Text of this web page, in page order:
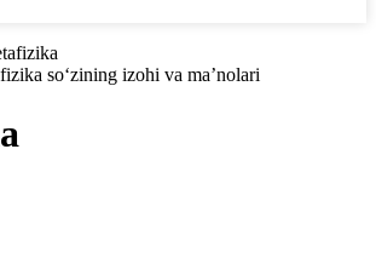
so‘zining izohi va ma’nolari